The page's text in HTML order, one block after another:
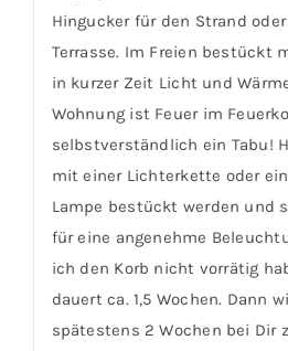
Hingucker für den Strand
Terrasse. Im Freien bestückt
in kurzer Zeit Licht und
Wohnung ist Feuer im
selbstverständlich ein Tabu!
mit einer Lichterkette oder
Lampe bestückt werden und
für eine angenehme
ich den Korb nicht vorrätig
dauert ca. 1,5 Wochen. Dann
spätestens 2 Wochen bei Dir